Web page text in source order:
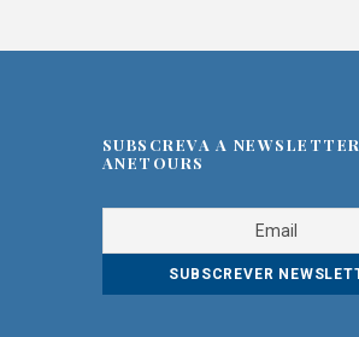
SUBSCREVA A NEWSLETTER
ANETOURS